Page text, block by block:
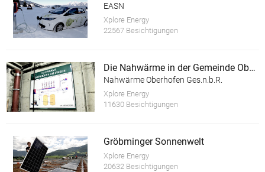
EASN
Xplore Energy
22567 Besichtigungen
Die Nahwärme in der Gemeinde Oberhofen am Irrsee
Nahwärme Oberhofen Ges.n.b.R.
Xplore Energy
11630 Besichtigungen
Gröbminger Sonnenwelt
Xplore Energy
20632 Besichtigungen